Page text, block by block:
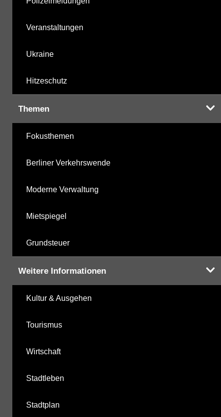
Veranstaltungen
Ukraine
Hitzeschutz
Themen
Fokusthemen
Berliner Verkehrswende
Moderne Verwaltung
Mietspiegel
Grundsteuer
Weitere Informationen
Kultur & Ausgehen
Tourismus
Wirtschaft
Stadtleben
Stadtplan